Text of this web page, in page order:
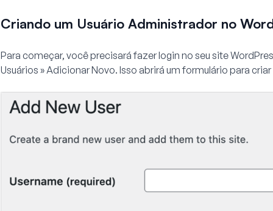
Criando um Usuário Administrador no
Para começar, você precisará fazer login no seu site
Usuários » Adicionar Novo. Isso abrirá um formulário para